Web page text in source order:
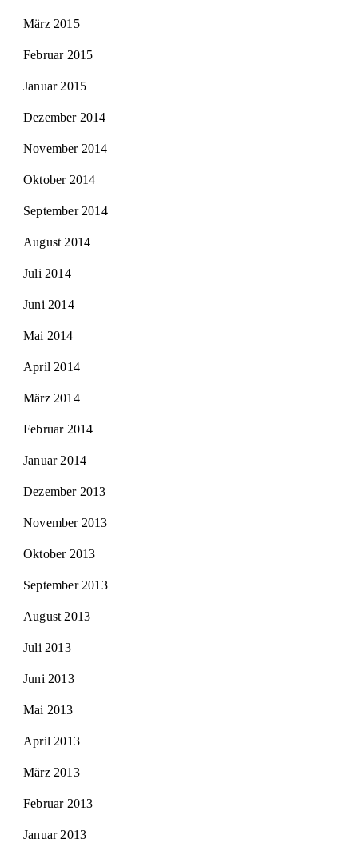
März 2015
Februar 2015
Januar 2015
Dezember 2014
November 2014
Oktober 2014
September 2014
August 2014
Juli 2014
Juni 2014
Mai 2014
April 2014
März 2014
Februar 2014
Januar 2014
Dezember 2013
November 2013
Oktober 2013
September 2013
August 2013
Juli 2013
Juni 2013
Mai 2013
April 2013
März 2013
Februar 2013
Januar 2013